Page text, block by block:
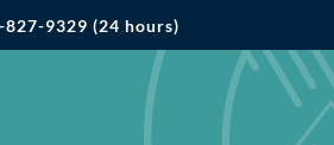
9329 (24 hours)